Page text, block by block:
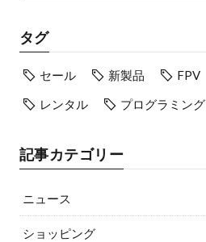
タグ
セール 新製品
FPV
レンタル
プログラミング
記事カテゴリー
ニュース
ショッピング